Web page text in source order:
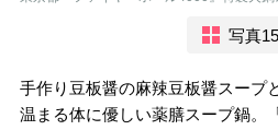
写真
手作り豆板醤の麻辣豆板醤スープ
温まる体に優しい薬膳スープ鍋。